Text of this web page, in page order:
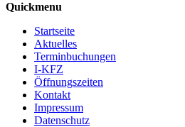
Quickmenu
Startseite
Aktuelles
Terminbuchungen
I-KFZ
Öffnungszeiten
Kontakt
Impressum
Datenschutz